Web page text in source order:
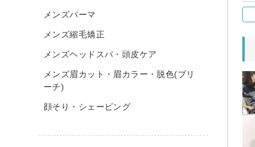
メンズパーマ
メンズ縮毛矯正
メンズヘッドスパ・頭皮ケア
メンズ眉カット・眉カラー・脱色(ブリ
ーチ)
顔そり・シェービング